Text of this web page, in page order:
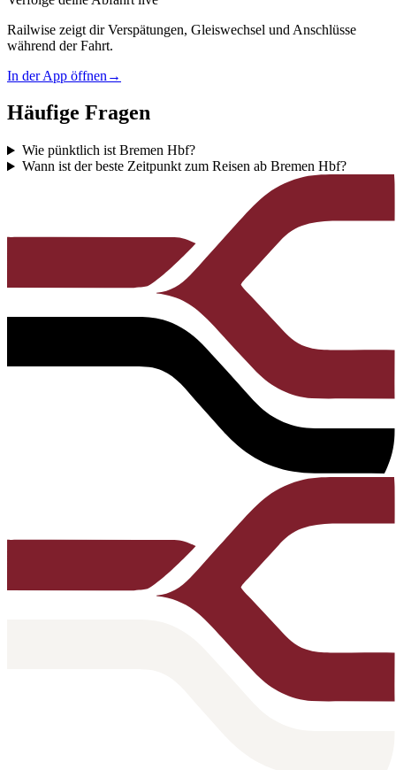
Railwise zeigt dir Verspätungen, Gleiswechsel und Anschlüsse
während der Fahrt.
In der App öffnen →
Häufige Fragen
Wie pünktlich ist Bremen Hbf?
Wann ist der beste Zeitpunkt zum Reisen ab Bremen Hbf?